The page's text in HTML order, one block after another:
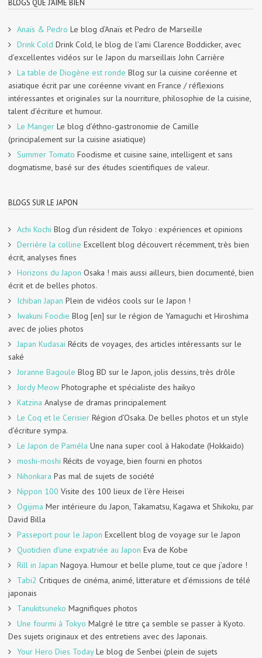
BLOGS QUE J'AIME BIEN
Anaïs & Pedro Le blog d’Anaïs et Pedro de Marseille
Drink Cold Drink Cold, le blog de l’ami Clarence Boddicker, avec
d’excellentes vidéos sur le Japon du marseillais John Carrière
La table de Diogène est ronde Blog sur la cuisine coréenne et
asiatique écrit par une coréenne vivant en France / réflexions
intéressantes et originales sur la nourriture, philosophie de la cuisine,
talent d’écriture et humour.
Le Manger Le blog d’éthno-gastronomie de Camille
(principalement sur la cuisine asiatique)
Summer Tomato Foodisme et cuisine saine, intelligent et sans
dogmatisme, basé sur des études scientifiques de valeur.
BLOGS SUR LE JAPON
Achi Kochi Blog d’un résident de Tokyo : expériences et opinions
Derrière la colline Excellent blog découvert récemment, très bien
écrit, analyses fines
Horizons du Japon Osaka ! mais aussi ailleurs, bien documenté, bien
écrit et de belles photos.
Ichiban Japan Plein de vidéos cools sur le Japon !
Iwakuni Foodie Blog [en] sur le région de Yamaguchi et Hiroshima
avec de jolies photos
Japan Kudasai Récits de voyages, des articles intéressants sur le
saké
Joranne Bagoule Blog BD sur le Japon, jolis dessins, très drôle
Jordy Meow Photographe et spécialiste des haikyo
Katzina Analyse de dramas principalement
Le Coq et le Cerisier Région d’Osaka. De belles photos et un style
d’écriture sympa.
Le Japon de Paméla Une nana super cool à Hakodate (Hokkaido)
moshi-moshi Récits de voyage, bien fourni en photos
Nihonkara Pas mal de sujets de société
Nippon 100 Visite des 100 lieux de l’ère Heisei
Ogijima Mer intérieure du Japon, Takamatsu, Kagawa et Shikoku, par
David Billa
Passeport pour le Japon Excellent blog de voyage sur le Japon
Quotidien d'une expatriée au Japon Eva de Kobe
Rill in Japan Nagoya. Humour et belle plume, tout ce que j’adore !
Tabi2 Critiques de cinéma, animé, litterature et d’émissions de télé
japonais
Tanukitsuneko Magnifiques photos
Une fourmi à Tokyo Malgré le titre ça semble se passer à Kyoto.
Des sujets originaux et des entretiens avec des Japonais.
Your Hero Dies TodayLe blog de Senbei (plein de sujets